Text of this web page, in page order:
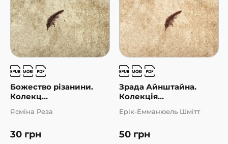
Божество різанини.
Колекц...
30 грн
Ясміна Реза
Зрада Айнштайна.
Колекція...
50 грн
Ерік-Емманюель Шмітт